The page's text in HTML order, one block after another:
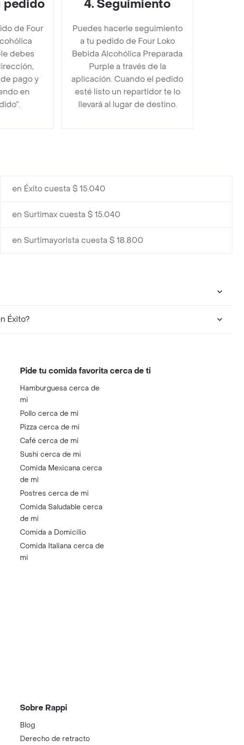
pedido
de Four
debes
pago y
en
4. Seguimiento
Puedes hacerle seguimiento
a tu pedido de Four Loko
Bebida Alcohólica Preparada
Purple a través de la
aplicación. Cuando el pedido
esté listo un repartidor te lo
llevará al lugar de destino.
en Éxito cuesta $ 15.040
en Surtimax cuesta $ 15.040
en Surtimayorista cuesta $ 18.800
Éxito?
Pide tu comida favorita cerca de ti
Hamburguesa cerca de
mi
Pollo cerca de mi
Pizza cerca de mi
Café cerca de mi
Sushi cerca de mi
Comida Mexicana cerca
de mi
Postres cerca de mi
Comida Saludable cerca
de mi
Comida a Domicilio
Comida Italiana cerca de
mi
Sobre Rappi
Blog
Derecho de retracto